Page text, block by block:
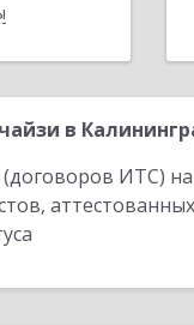
в
(договоров ИТС)